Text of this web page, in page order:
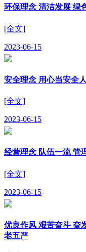
环保理念 清洁发展 绿
[全文]
2023-06-15
安全理念 用心当安全
[全文]
2023-06-15
经营理念 队伍一流 管
[全文]
2023-06-15
优良作风 艰苦奋斗 奋
老五严